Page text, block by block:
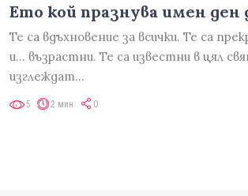
Ето кой празнува имен ден
Те са вдъхновение за всички. Те са
и... възрастни. Те са известни в цял
изглеждат…
5 2 мин 0